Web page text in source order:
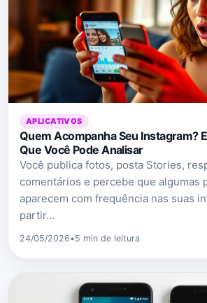
APLICATIVOS
Quem Acompanha Seu Instagram?
Que Você Pode Analisar
Você publica fotos, posta Stories,
comentários e percebe que algumas
aparecem com frequência nas suas
partir...
24/05/2026•5 min de leitura